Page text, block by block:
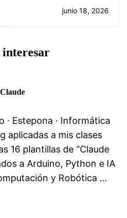
Pantalla OLED
junio 18, 2026
interesar
· Estepona · Informática
aplicadas a mis clases
16 plantillas de “Claude
a Arduino, Python e IA
y Robótica …